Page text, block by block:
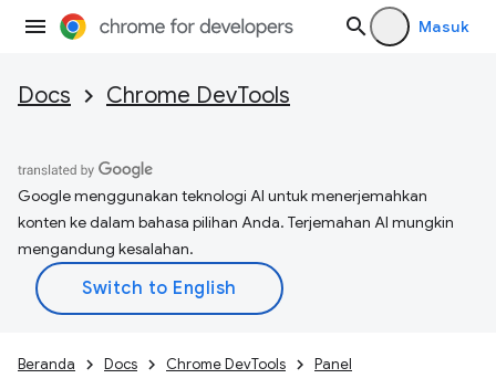
Masuk
Docs Chrome DevTools
Google menggunakan teknologi AI untuk menerjemahkan
konten ke dalam bahasa pilihan Anda. Terjemahan AI mungkin
mengandung kesalahan.
Beranda Docs Chrome DevTools Panel